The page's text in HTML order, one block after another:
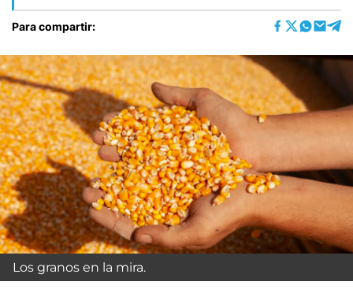
Para compartir:
Los granos en la mira.